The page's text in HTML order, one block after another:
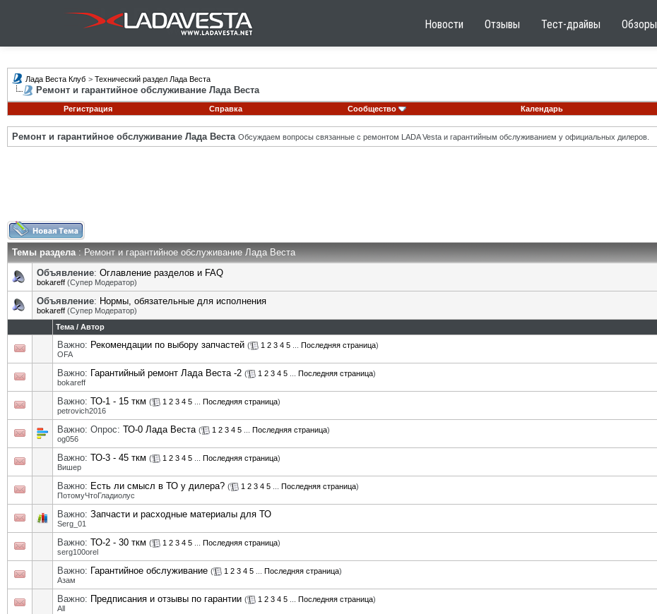
Новости Отзывы Тест-драйвы Обзоры
Лада Веста Клуб > Технический раздел Лада Веста
Ремонт и гарантийное обслуживание Лада Веста
Регистрация
Справка Сообщество Календарь
Ремонт и гарантийное обслуживание Лада Веста Обсуждаем вопросы связанные с ремонтом LADA Vesta и гарантийным обслуживанием у официальных дилеров.
Темы раздела: Ремонт и гарантийное обслуживание Лада Веста
Объявление: Оглавление разделов и FAQ
bokareff (Супер Модератор)
Объявление: Нормы, обязательные для исполнения
bokareff (Супер Модератор)
Тема / Автор
Важно: Рекомендации по выбору запчастей ( 1 2 3 4 5 Последняя страница)
OFA
Важно: Гарантийный ремонт Лада Веста -2 ( 1 2 3 4 5 Последняя страница)
bokareff
Важно: ТО-1 - 15 ткм ( 1 2 3 4 5 Последняя страница)
petrovich2016
Важно: Опрос: ТО-0 Лада Веста ( 1 2 3 4 5 Последняя страница)
og056
Важно: ТО-3 - 45 ткм ( 1 2 3 4 5 Последняя страница)
Вишер
Важно: Есть ли смысл в ТО у дилера? ( 1 2 3 4 5 Последняя страница)
ПотомуЧтоГладиолус
Важно: Запчасти и расходные материалы для ТО
Serg_01
Важно: ТО-2 - 30 ткм ( 1 2 3 4 5 Последняя страница)
serg100orel
Важно: Гарантийное обслуживание ( 1 2 3 4 5 Последняя страница)
Азам
Важно: Предписания и отзывы по гарантии ( 1 2 3 4 5 Последняя страница)
All